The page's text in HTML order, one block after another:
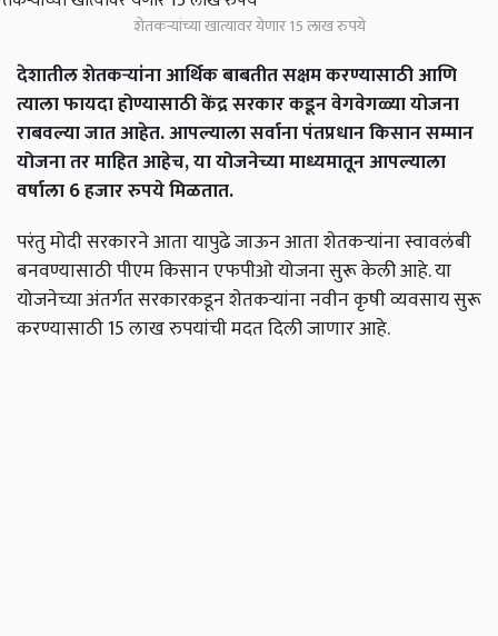
शेतकऱ्यांच्या खात्यावर येणार 15 लाख रुपये
देशातील शेतकऱ्यांना आर्थिक बाबतीत सक्षम करण्यासाठी आणि
त्याला फायदा होण्यासाठी केंद्र सरकार कडून वेगवेगळ्या योजना
राबवल्या जात आहेत. आपल्याला सर्वाना पंतप्रधान किसान सम्मान
योजना तर माहित आहेच, या योजनेच्या माध्यमातून आपल्याला
वर्षाला 6 हजार रुपये मिळतात.
परंतु मोदी सरकारने आता यापुढे जाऊन आता शेतकऱ्यांना स्वावलंबी
बनवण्यासाठी पीएम किसान एफपीओ योजना सुरू केली आहे. या
योजनेच्या अंतर्गत सरकारकडून शेतकऱ्यांना नवीन कृषी व्यवसाय सुरू
करण्यासाठी 15 लाख रुपयांची मदत दिली जाणार आहे.